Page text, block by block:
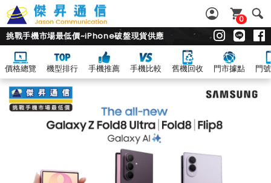
0
挑戰手機市場最低價~iPhone破盤現貨供應
價格總覽 機型排行 手機推薦 手機比較 舊機回收 門市據點 門